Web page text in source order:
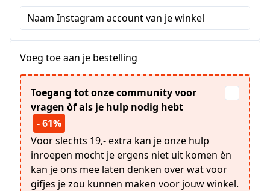
Naam Instagram account van je winkel
Voeg toe aan je bestelling
Toegang tot onze community voor
vragen òf als je hulp nodig hebt
- 61%
Voor slechts 19,- extra kan je onze hulp
inroepen mocht je ergens niet uit komen èn
kan je ons mee laten denken over wat voor
gifjes je zou kunnen maken voor jouw winkel.